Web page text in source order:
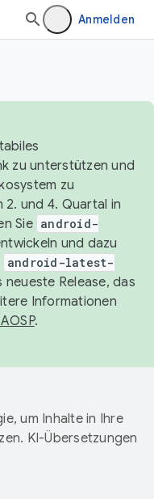
Anmelden
zu unterstützen und
zu
2. und 4. Quartal in
Sie android-
und dazu
android-latest-
Release, das
Informationen
.
um Inhalte in Ihre
KI-Übersetzungen